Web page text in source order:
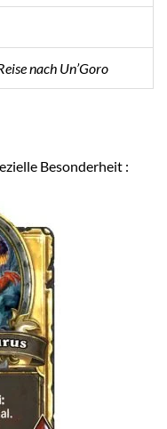
nach Un’Goro
Besonderheit :